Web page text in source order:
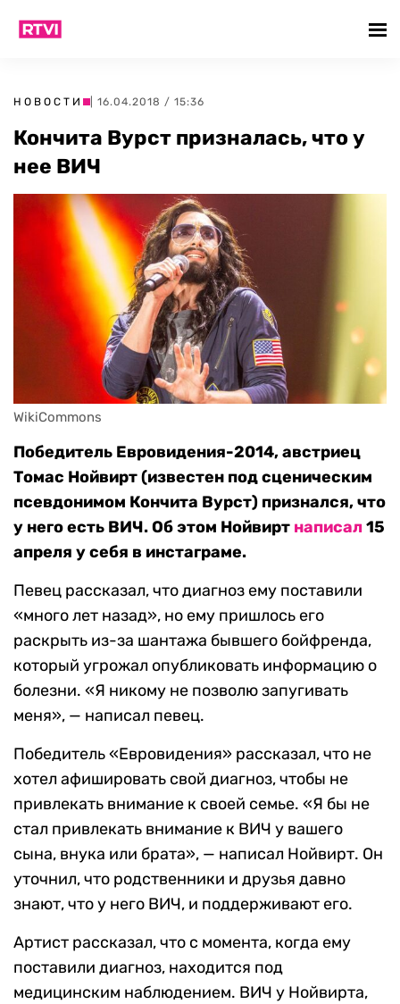
НОВОСТИ | 16.04.2018 / 15:36
Кончита Вурст призналась, что у
нее ВИЧ
WikiCommons
Победитель Евровидения-2014, австриец
Томас Нойвирт (известен под сценическим
псевдонимом Кончита Вурст) признался, что
у него есть ВИЧ. Об этом Нойвирт написал15
апреля у себя в инстаграме.
Певец рассказал, что диагноз ему поставили
«много лет назад», но ему пришлось его
раскрыть из-за шантажа бывшего бойфренда,
который угрожал опубликовать информацию о
болезни. «Я никому не позволю запугивать
меня», — написал певец.
Победитель «Евровидения» рассказал, что не
хотел афишировать свой диагноз, чтобы не
привлекать внимание к своей семье. «Я бы не
стал привлекать внимание к ВИЧ у вашего
сына, внука или брата», — написал Нойвирт. Он
уточнил, что родственники и друзья давно
знают, что у него ВИЧ, и поддерживают его.
Артист рассказал, что с момента, когда ему
поставили диагноз, находится под
медицинским наблюдением. ВИЧ у Нойвирта,